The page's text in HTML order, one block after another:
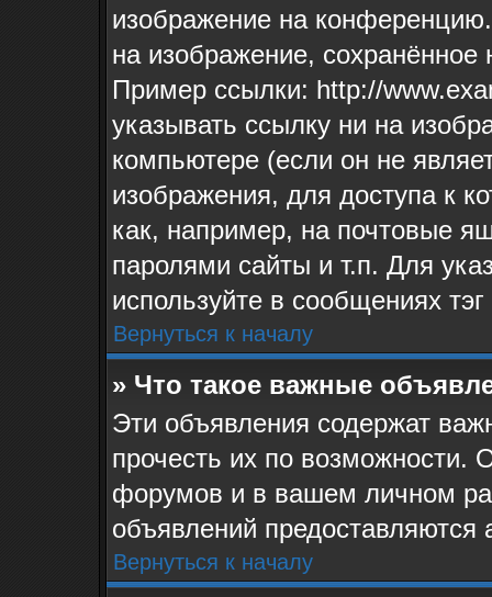
изображение на
на изображение,
Пример ссылки: http://
указывать ссылку ни на
компьютере (если он не
изображения, для доступа к
как, например, на почтовые
паролями сайты и т.п. Для
используйте в сообщениях
Вернуться к началу
» Что такое важные
Эти объявления содержат
прочесть их по возможности.
форумов и в вашем личном
объявлений
Вернуться к началу